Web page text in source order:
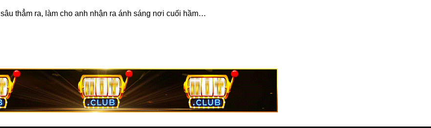
thẳm ra, làm cho anh nhận ra ánh sáng nơi cuối hầm…